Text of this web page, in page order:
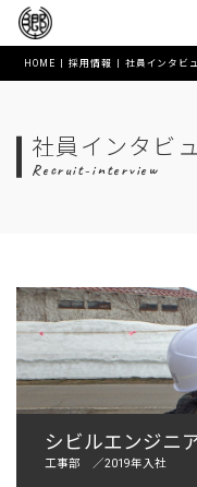
HOME 採用情報 社員インタビ
社員インタビ
Recruit-interview
シビルエンジニ
工事部 ／2019年入社
会社案内
コワーキングスペ
アクセス
表彰実績
創業60年記念誌